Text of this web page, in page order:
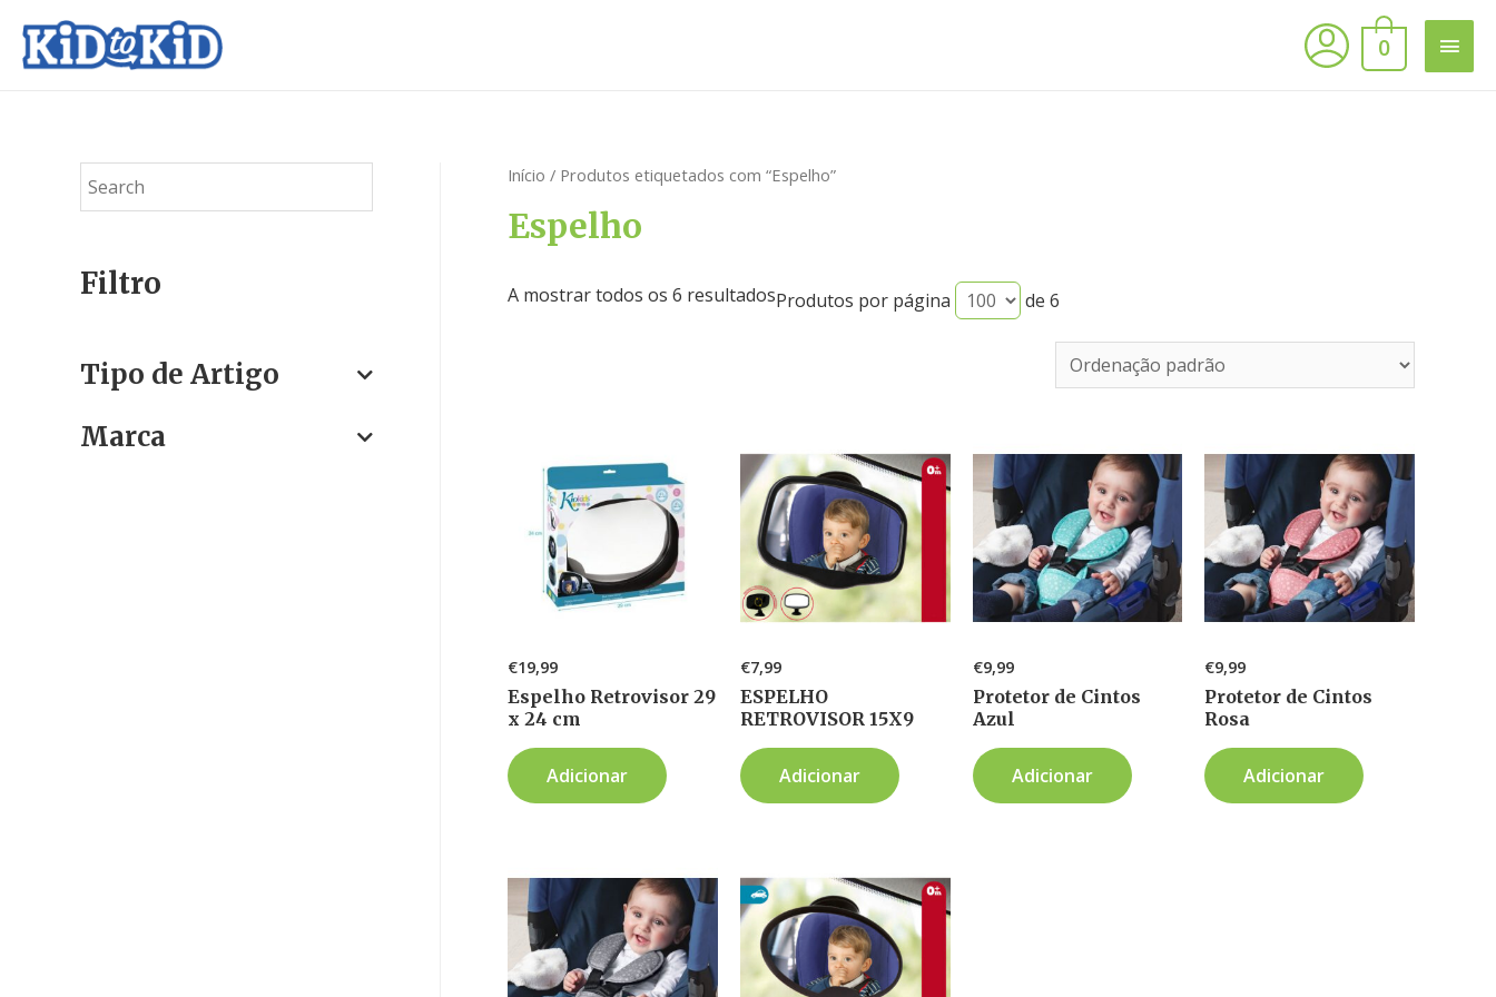
0
Filtro
Tipo de Artigo
Marca
Início / Produtos etiquetados com “Espelho”
Espelho
A mostrar todos os 6 resultadosProdutos por página de 6
€19,99
Espelho Retrovisor 29
x 24 cm
Adicionar
€7,99
ESPELHO
RETROVISOR 15X9
Adicionar
€9,99
Protetor de Cintos
Azul
Adicionar
€9,99
Protetor de Cintos
Rosa
Adicionar